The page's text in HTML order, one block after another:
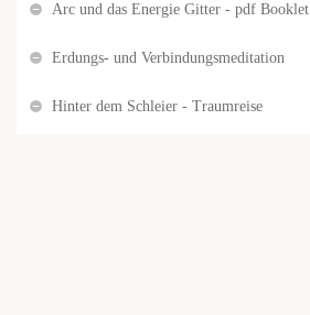
Arc und das Energie Gitter - pdf Booklet
Erdungs- und Verbindungsmeditation
Hinter dem Schleier - Traumreise